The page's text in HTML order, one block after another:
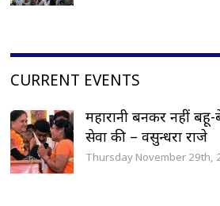
CURRENT EVENTS
महारानी बनकर नहीं
सेवा की – वसुन्धरा राजे
Thursday November 29th,